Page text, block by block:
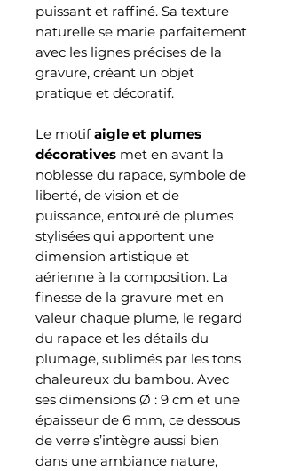
puissant et raffiné. Sa texture
naturelle se marie parfaitement
avec les lignes précises de la
gravure, créant un objet
pratique et décoratif.
Le motifaigle et plumes
décoratives met en avant la
noblesse du rapace, symbole de
liberté, de vision et de
puissance, entouré de plumes
stylisées qui apportent une
dimension artistique et
aérienne à la composition. La
finesse de la gravure met en
valeur chaque plume, le regard
du rapace et les détails du
plumage, sublimés par les tons
chaleureux du bambou. Avec
ses dimensions Ø : 9 cm et une
épaisseur de 6 mm, ce dessous
de verre s’intègre aussi bien
dans une ambiance nature,